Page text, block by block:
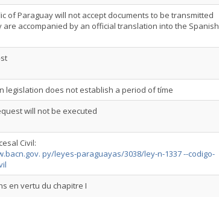
of Paraguay will not accept documents to be transmitted
are accompanied by an official translation into the Spanish
legislation does not establish a period of tíme
will not be executed
Civil:
py/leyes-paraguayas/3038/ley-n-1337 --codigo­
en vertu du chapitre I